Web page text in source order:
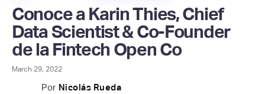
Conoce a Karin Thies, Chief
Data Scientist & Co-Founder
de la Fintech Open Co
March 29, 2022
Por Nicolás Rueda